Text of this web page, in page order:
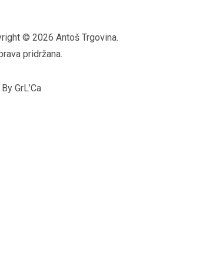
© 2026 Antoš Trgovina.
pridržana.
GrL’Ca